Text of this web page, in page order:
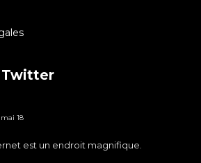
Twitter
mai 18
est un endroit magnifique.